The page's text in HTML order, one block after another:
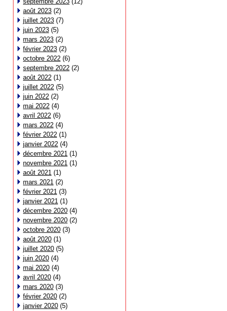
août 2023 (2)
juillet 2023 (7)
juin 2023 (5)
mars 2023 (2)
février 2023 (2)
octobre 2022 (6)
septembre 2022 (2)
août 2022 (1)
juillet 2022 (5)
juin 2022 (2)
mai 2022 (4)
avril 2022 (6)
mars 2022 (4)
février 2022 (1)
janvier 2022 (4)
décembre 2021 (1)
novembre 2021 (1)
août 2021 (1)
mars 2021 (2)
février 2021 (3)
janvier 2021 (1)
décembre 2020 (4)
novembre 2020 (2)
octobre 2020 (3)
août 2020 (1)
juillet 2020 (5)
juin 2020 (4)
mai 2020 (4)
avril 2020 (4)
mars 2020 (3)
février 2020 (2)
janvier 2020 (5)